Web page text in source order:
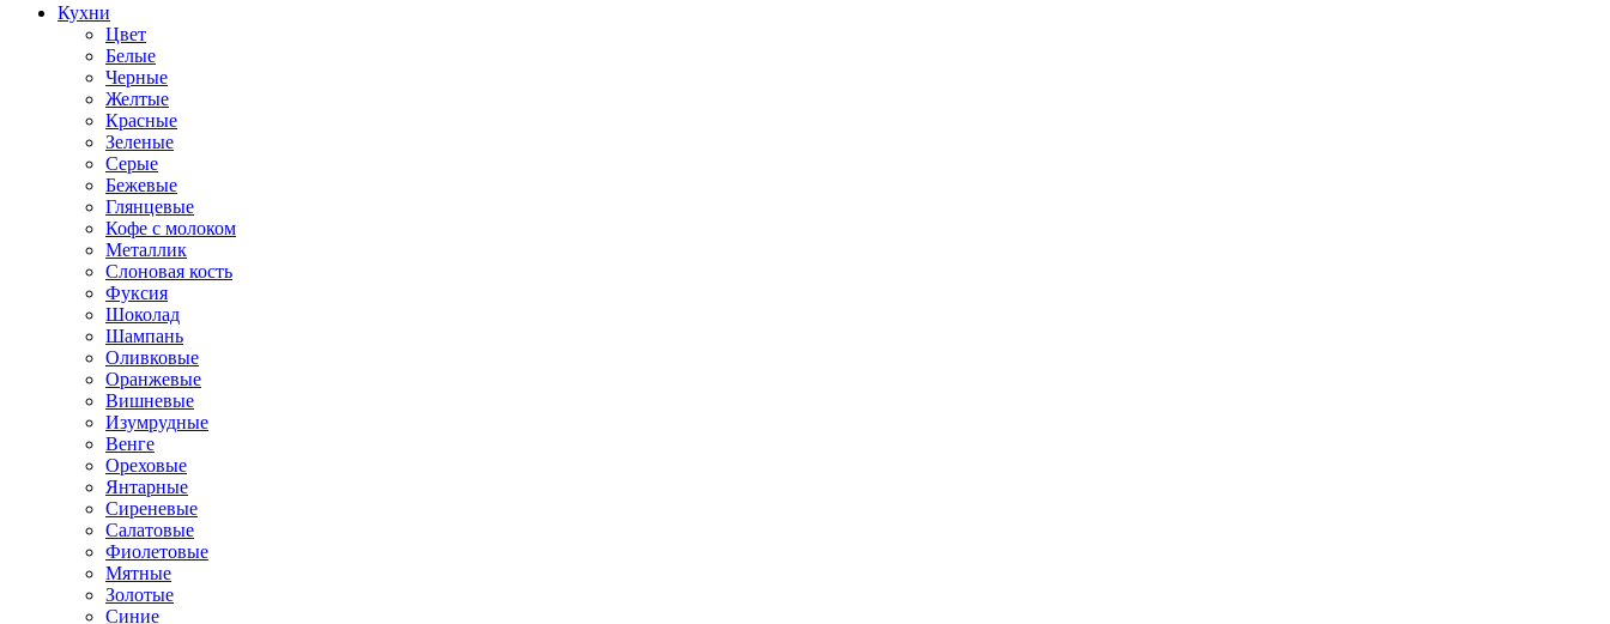
Кухни
Цвет
Белые
Черные
Желтые
Красные
Зеленые
Серые
Бежевые
Глянцевые
Кофе с молоком
Металлик
Слоновая кость
Фуксия
Шоколад
Шампань
Оливковые
Оранжевые
Вишневые
Изумрудные
Венге
Ореховые
Янтарные
Сиреневые
Салатовые
Фиолетовые
Мятные
Золотые
Синие